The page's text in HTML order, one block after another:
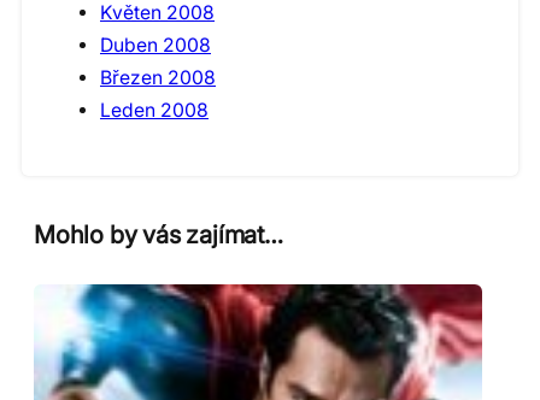
Květen 2008
Duben 2008
Březen 2008
Leden 2008
Mohlo by vás zajímat…